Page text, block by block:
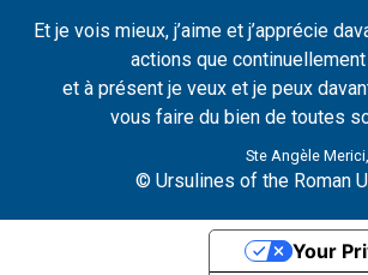
Et je vois mieux, j’aime et j’apprécie
actions que
et à présent je veux et je peux
vous faire du bien de toutes
Ste Angèle
© Ursulines of the Roman
Your